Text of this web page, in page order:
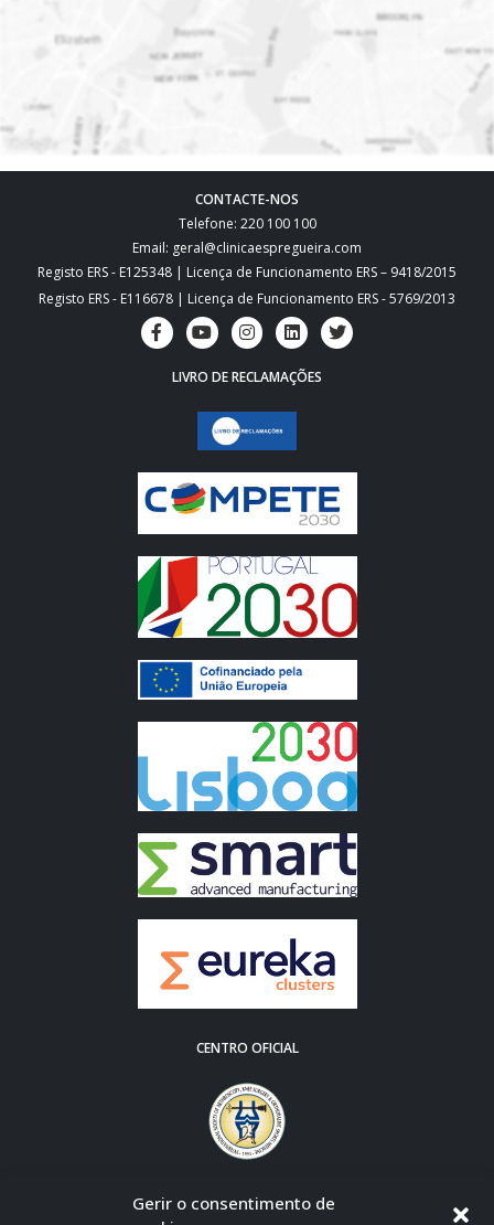
Gerir o consentimento de
CONTACTE-NOS
Telefone: 220 100 100
Email: geral@clinicaespregueira.com
Registo ERS - E125348 | Licença de Funcionamento ERS – 9418/2015
Registo ERS - E116678 | Licença de Funcionamento ERS - 5769/2013
LIVRO DE RECLAMAÇÕES
CENTRO OFICIAL